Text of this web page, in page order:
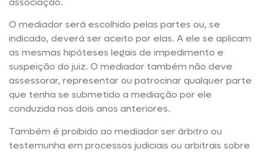
O mediador será escolhido pelas partes ou, se
indicado, deverá ser aceito por elas. A ele se aplicam
as mesmas hipóteses legais de impedimento e
suspeição do juiz. O mediador também não deve
assessorar, representar ou patrocinar qualquer parte
que tenha se submetido a mediação por ele
conduzida nos dois anos anteriores.
Também é proibido ao mediador ser árbitro ou
testemunha em processos judiciais ou arbitrais sobre